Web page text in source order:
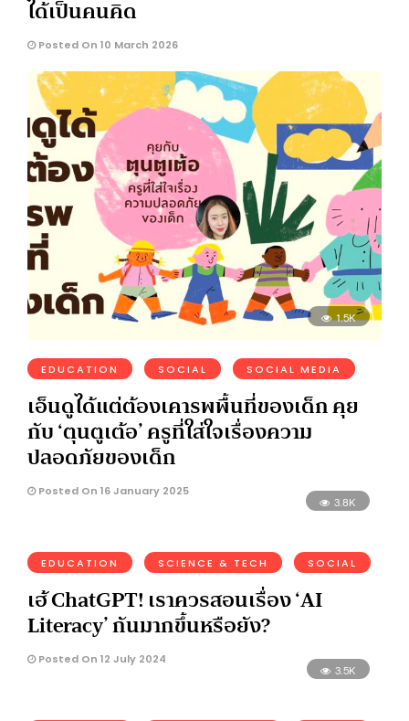
ได้เป็นคนคิด
Posted On 10 March 2026
1.5K
EDUCATION SOCIAL SOCIAL MEDIA
เอ็นดูได้แต่ต้องเคารพพื้นที่ของเด็ก คุย
กับ ‘ตุนตูเต้อ’ ครูที่ใส่ใจเรื่องความ
ปลอดภัยของเด็ก
Posted On 16 January 2025
3.8K
EDUCATION SCIENCE & TECH SOCIAL
เฮ้ ChatGPT! เราควรสอนเรื่อง ‘AI
Literacy’ กันมากขึ้นหรือยัง?
Posted On 12 July 2024
3.5K